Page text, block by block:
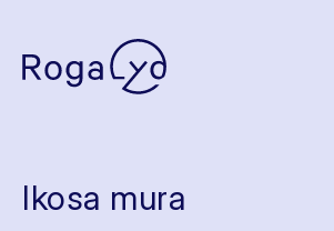
Ikosa mura